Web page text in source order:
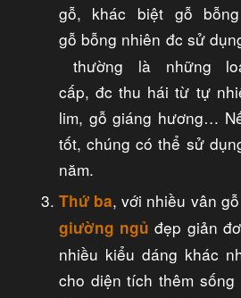
gỗ, khác biệt gỗ
gỗ bỗng nhiên đc sử
thường là những
cấp, đc thu hái từ tự
lim, gỗ giáng hương…
tốt, chúng có thể sử
năm.
Thứ ba, với nhiều vân
giường ngủđẹp giản
nhiều kiểu dáng khác
cho diện tích thêm